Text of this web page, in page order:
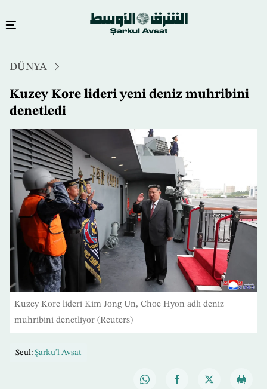
içeriğe
atla
DÜNYA
Kuzey Kore lideri yeni deniz muhribini
denetledi
Kuzey Kore lideri Kim Jong Un, Choe Hyon adlı deniz
muhribini denetliyor (Reuters)
Seul: Şarku'l Avsat